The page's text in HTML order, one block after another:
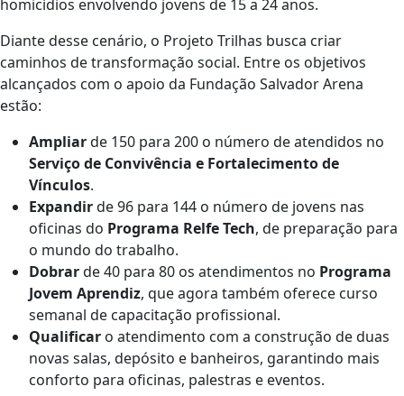
homicídios envolvendo jovens de 15 a 24 anos.
Diante desse cenário, o Projeto Trilhas busca criar
caminhos de transformação social. Entre os objetivos
alcançados com o apoio da Fundação Salvador Arena
estão:
Ampliarde 150 para 200 o número de atendidos no
Serviço de Convivência e Fortalecimento de
Vínculos.
Expandirde 96 para 144 o número de jovens nas
oficinas do Programa Relfe Tech, de preparação para
o mundo do trabalho.
Dobrarde 40 para 80 os atendimentos no Programa
Jovem Aprendiz, que agora também oferece curso
semanal de capacitação profissional.
Qualificar o atendimento com a construção de duas
novas salas, depósito e banheiros, garantindo mais
conforto para oficinas, palestras e eventos.